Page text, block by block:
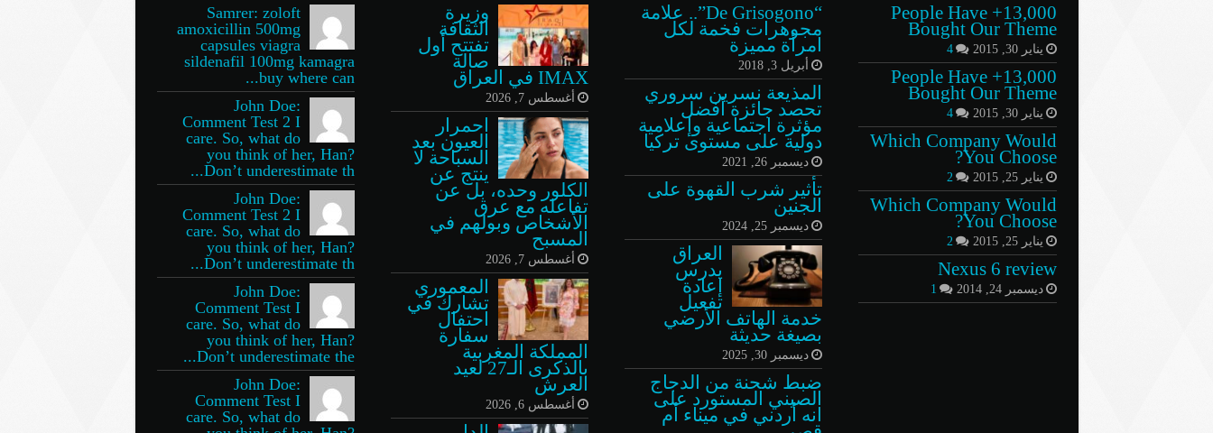
13,000+ People Have
Bought Our Theme
يناير 30, 2015 4
13,000+ People Have
Bought Our Theme
يناير 30, 2015 4
Which Company Would
You Choose?
يناير 25, 2015 2
Which Company Would
You Choose?
يناير 25, 2015 2
Nexus 6 review
ديسمبر 24, 2014 1
“De Grisogono”.. علامة
مجوهرات فخمة لكل
امرأة مميزة
أبريل 3, 2018
المذيعة نسرين سروري
تحصد جائزة أفضل
مؤثرة اجتماعية وإعلامية
دولية على مستوى تركيا
ديسمبر 26, 2021
تأثير شرب القهوة على
الجنين
ديسمبر 25, 2024
العراق
يدرس
إعادة
تفعيل
خدمة الهاتف الأرضي
بصيغة حديثة
ديسمبر 30, 2025
ضبط شحنة من الدجاج
الصيني المستورد على
انه أردني في ميناء أم
وزيرة
الثقافة
تفتتح أول
صالة
IMAX في العراق
أغسطس 7, 2026
احمرار
العيون بعد
السباحة لا
ينتج عن
الكلور وحده، بل عن
تفاعله مع عرق
الأشخاص وبولهم في
المسبح
أغسطس 7, 2026
المعموري
تشارك في
احتفال
سفارة
المملكة المغربية
بالذكرى الـ27 لعيد
العرش
أغسطس 6, 2026
Samrer: zoloft
amoxicillin 500mg
capsules viagra
sildenafil 100mg kamagra
buy where can...
John Doe:
Comment Test 2 I
care. So, what do
you think of her, Han?
Don’t underestimate th...
John Doe:
Comment Test 2 I
care. So, what do
you think of her, Han?
Don’t underestimate th...
John Doe:
Comment Test I
care. So, what do
you think of her, Han?
Don’t underestimate the...
John Doe:
Comment Test I
care. So, what do